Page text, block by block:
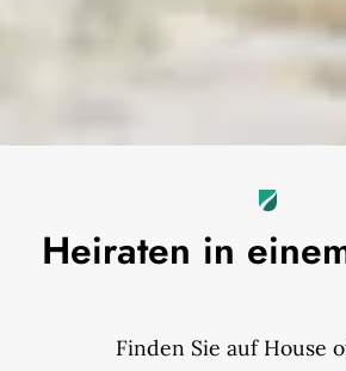
Heiraten in
Finden Sie auf House